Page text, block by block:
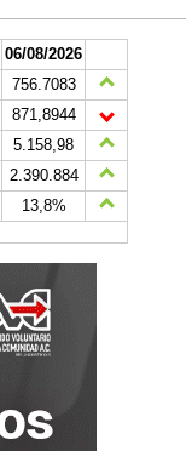
06/08/2026
756.7083
871,8944
5.158,98
2.390.884
13,8%